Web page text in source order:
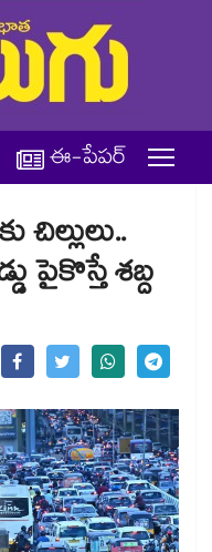
ఈ-పేపర్
శబ్ద